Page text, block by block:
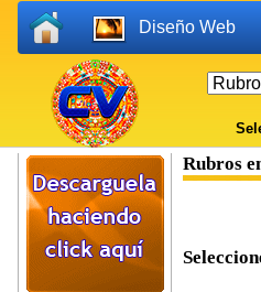
Diseño Web
Rubros